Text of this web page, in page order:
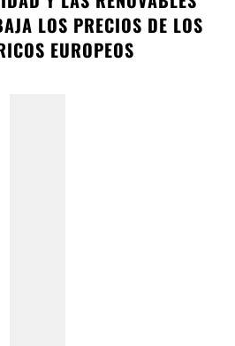
LOS PRECIOS DE LOS
EUROPEOS